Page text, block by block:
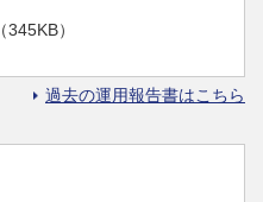
（345KB）
過去の運用報告書はこちら